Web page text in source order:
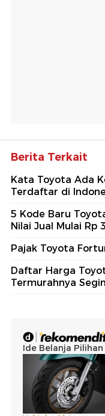
Berita Terkait
Kata Toyota Ada
Terdaftar di
5 Kode Baru
Nilai Jual Mulai Rp
Pajak Toyota
Daftar Harga
Termurahnya